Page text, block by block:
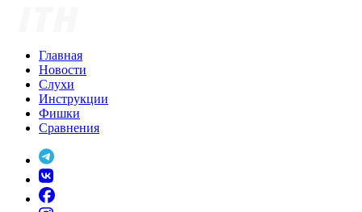
Главная
Новости
Слухи
Инструкции
Фишки
Сравнения